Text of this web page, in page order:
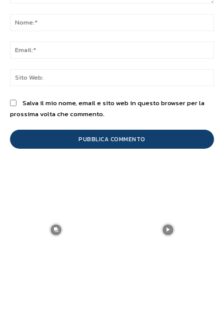
Salva il mio nome, email e sito web in questo browser per la
prossima volta che commento.